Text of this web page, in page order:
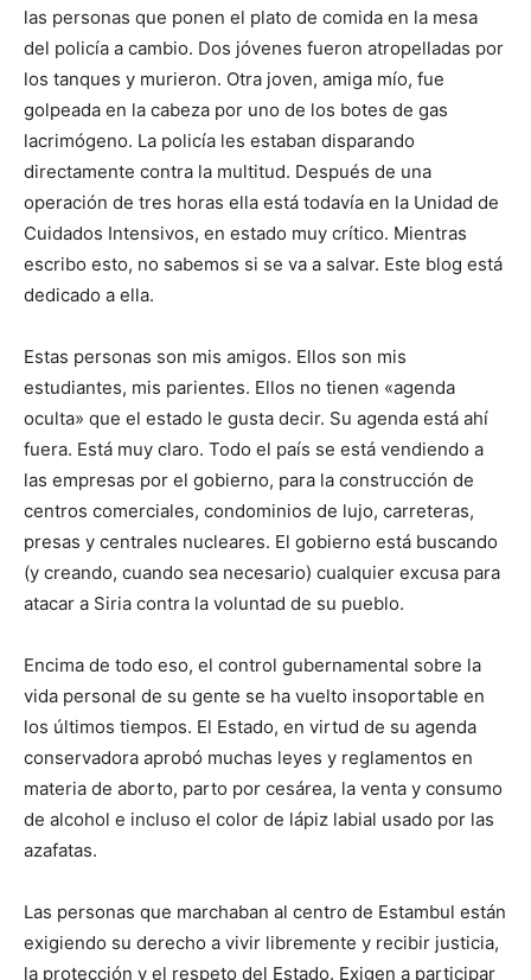
las personas que ponen el plato de comida en la mesa
del policía a cambio. Dos jóvenes fueron atropelladas por
los tanques y murieron. Otra joven, amiga mío, fue
golpeada en la cabeza por uno de los botes de gas
lacrimógeno. La policía les estaban disparando
directamente contra la multitud. Después de una
operación de tres horas ella está todavía en la Unidad de
Cuidados Intensivos, en estado muy crítico. Mientras
escribo esto, no sabemos si se va a salvar. Este blog está
dedicado a ella.
Estas personas son mis amigos. Ellos son mis
estudiantes, mis parientes. Ellos no tienen «agenda
oculta» que el estado le gusta decir. Su agenda está ahí
fuera. Está muy claro. Todo el país se está vendiendo a
las empresas por el gobierno, para la construcción de
centros comerciales, condominios de lujo, carreteras,
presas y centrales nucleares. El gobierno está buscando
(y creando, cuando sea necesario) cualquier excusa para
atacar a Siria contra la voluntad de su pueblo.
Encima de todo eso, el control gubernamental sobre la
vida personal de su gente se ha vuelto insoportable en
los últimos tiempos. El Estado, en virtud de su agenda
conservadora aprobó muchas leyes y reglamentos en
materia de aborto, parto por cesárea, la venta y consumo
de alcohol e incluso el color de lápiz labial usado por las
azafatas.
Las personas que marchaban al centro de Estambul están
exigiendo su derecho a vivir libremente y recibir justicia,
la protección y el respeto del Estado. Exigen a participar